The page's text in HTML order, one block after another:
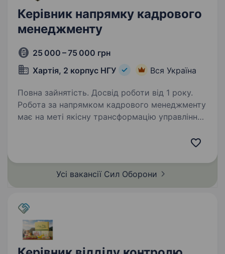
Керівник напрямку кадрового
менеджменту
25 000 – 75 000 грн
Хартія, 2 корпус НГУ
Вся Україна
Повна зайнятість. Досвід роботи від 1 року.
Робота за напрямком кадрового менеджменту
має на меті якісну трансформацію управління
на аналізі…
Усі вакансії Сил Оборони